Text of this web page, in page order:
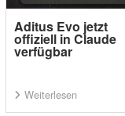
Aditus Evo jetzt
offiziell in Claude
verfügbar
Weiterlesen